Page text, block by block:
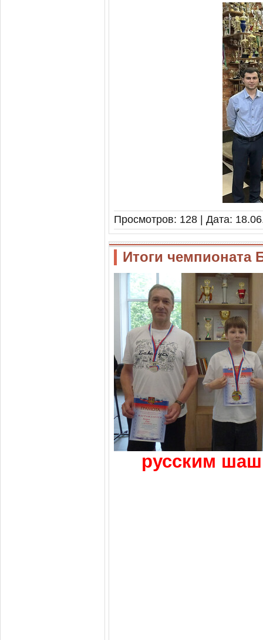
Просмотров: 128 | Дата:
Итоги чемпионата
русским